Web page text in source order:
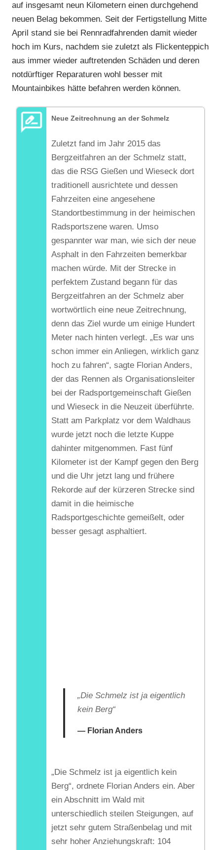
Limburg,
RSV
Marburg,
RV
Gießen-
Kleinlinden,
Strasse,
auf insgesamt neun Kilometern einen durchgehend
neuen Belag bekommen. Seit der Fertigstellung Mitte
April stand sie bei Rennradfahrenden damit wieder
hoch im Kurs, nachdem sie zuletzt als Flickenteppich
aus immer wieder auftretenden Schäden und deren
notdürftiger Reparaturen wohl besser mit
Mountainbikes hätte befahren werden können.
Neue Zeitrechnung an der Schmelz
Zuletzt fand im Jahr 2015 das
Bergzeitfahren an der Schmelz statt,
das die RSG Gießen und Wieseck dort
traditionell ausrichtete und dessen
Fahrzeiten eine angesehene
Standortbestimmung in der heimischen
Radsportszene waren. Umso
gespannter war man, wie sich der neue
Asphalt in den Fahrzeiten bemerkbar
machen würde. Mit der Strecke in
perfektem Zustand begann für das
Bergzeitfahren an der Schmelz aber
wortwörtlich eine neue Zeitrechnung,
denn das Ziel wurde um einige Hundert
Meter nach hinten verlegt. „Es war uns
schon immer ein Anliegen, wirklich ganz
hoch zu fahren“, sagte Florian Anders,
der das Rennen als Organisationsleiter
bei der Radsportgemeinschaft Gießen
und Wieseck in die Neuzeit überführte.
Statt am Parkplatz vor dem Waldhaus
wurde jetzt noch die letzte Kuppe
dahinter mitgenommen. Fast fünf
Kilometer ist der Kampf gegen den Berg
und die Uhr jetzt lang und frühere
Rekorde auf der kürzeren Strecke sind
damit in die heimische
Radsportgeschichte gemeißelt, oder
besser gesagt asphaltiert.
„Die Schmelz ist ja eigentlich
kein Berg“
Florian Anders
„Die Schmelz ist ja eigentlich kein
Berg“, ordnete Florian Anders ein. Aber
ein Abschnitt im Wald mit
unterschiedlich steilen Steigungen, auf
jetzt sehr gutem Straßenbelag und mit
sehr hoher Anziehungskraft: 104